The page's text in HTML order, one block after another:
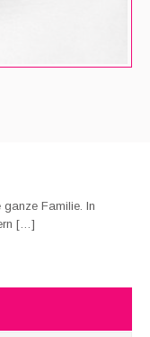
ganze Familie. In
[…]